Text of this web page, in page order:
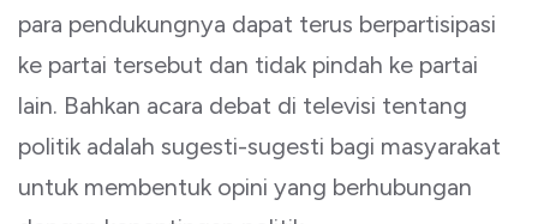
para pendukungnya dapat terus berpartisipasi
ke partai tersebut dan tidak pindah ke partai
lain. Bahkan acara debat di televisi tentang
politik adalah sugesti-sugesti bagi masyarakat
untuk membentuk opini yang berhubungan